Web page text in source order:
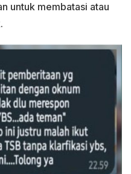
untuk membatasi atau